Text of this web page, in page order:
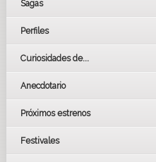
Sagas
Perfiles
Curiosidades de...
Anecdotario
Próximos estrenos
Festivales